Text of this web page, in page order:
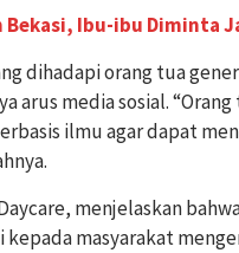
Ibu-ibu Diminta
dihadapi orang tua
arus media sosial.
ilmu agar dapat
menjelaskan
masyarakat